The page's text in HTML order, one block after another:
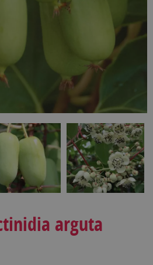
arguta